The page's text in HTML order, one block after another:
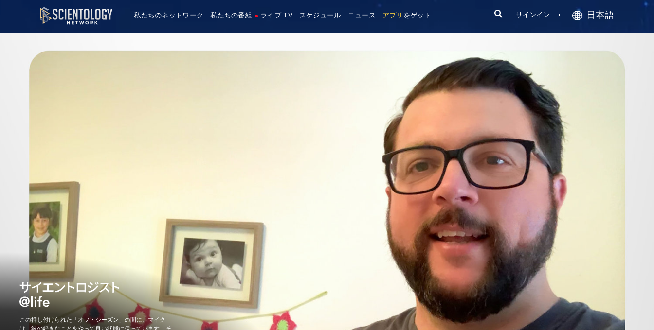
私たちのネットワーク 私たちの番組 ライブ TV スケジュール ニュース アプリ をゲット サインイン 日本語
この押し付けられた「オフ・シーズン」の間に、マイク
は、彼の好きなことをやって良い状態に保っています。そ